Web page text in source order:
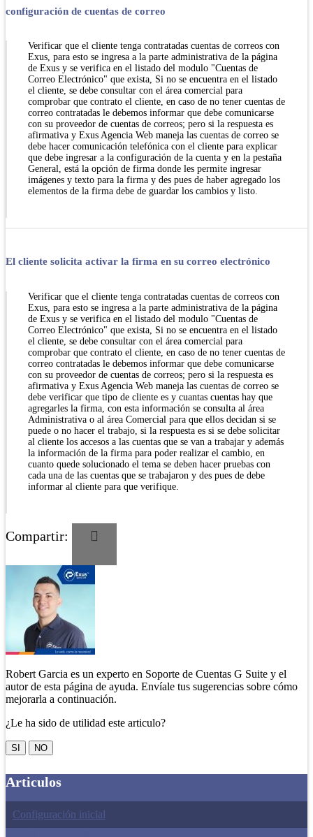
configuración de cuentas de correo
Verificar que el cliente tenga contratadas cuentas de correos con
Exus, para esto se ingresa a la parte administrativa de la página
de Exus y se verifica en el listado del modulo "Cuentas de
Correo Electrónico" que exista, Si no se encuentra en el listado
el cliente, se debe consultar con el área comercial para
comprobar que contrato el cliente, en caso de no tener cuentas de
correo contratadas le debemos informar que debe comunicarse
con su proveedor de cuentas de correos; pero si la respuesta es
afirmativa y Exus Agencia Web maneja las cuentas de correo se
debe hacer comunicación telefónica con el cliente para explicar
que debe ingresar a la configuración de la cuenta y en la pestaña
General, está la opción de firma donde les permite ingresar
imágenes y texto para la firma y des pues de haber agregado los
elementos de la firma debe de guardar los cambios y listo.
El cliente solicita activar la firma en su correo electrónico
Verificar que el cliente tenga contratadas cuentas de correos con
Exus, para esto se ingresa a la parte administrativa de la página
de Exus y se verifica en el listado del modulo "Cuentas de
Correo Electrónico" que exista, Si no se encuentra en el listado
el cliente, se debe consultar con el área comercial para
comprobar que contrato el cliente, en caso de no tener cuentas de
correo contratadas le debemos informar que debe comunicarse
con su proveedor de cuentas de correos; pero si la respuesta es
afirmativa y Exus Agencia Web maneja las cuentas de correo se
debe verificar que tipo de cliente es y cuantas cuentas hay que
agregarles la firma, con esta información se consulta al área
Administrativa o al área Comercial para que ellos decidan si se
puede o no hacer el trabajo, si la respuesta es si se debe solicitar
al cliente los accesos a las cuentas que se van a trabajar y además
la información de la firma para poder realizar el cambio, en
cuanto quede solucionado el tema se deben hacer pruebas con
cada una de las cuentas que se trabajaron y des pues de debe
informar al cliente para que verifique.
Compartir:
Robert Garcia es un experto en Soporte de Cuentas G Suite y el
autor de esta página de ayuda. Envíale tus sugerencias sobre cómo
mejorarla a continuación.
¿Le ha sido de utilidad este articulo?
SI NO
Articulos
Configuración inicial